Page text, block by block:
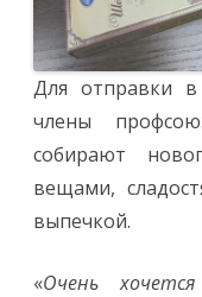
Для отправки
члены
собирают
вещами,
выпечкой.
«Очень